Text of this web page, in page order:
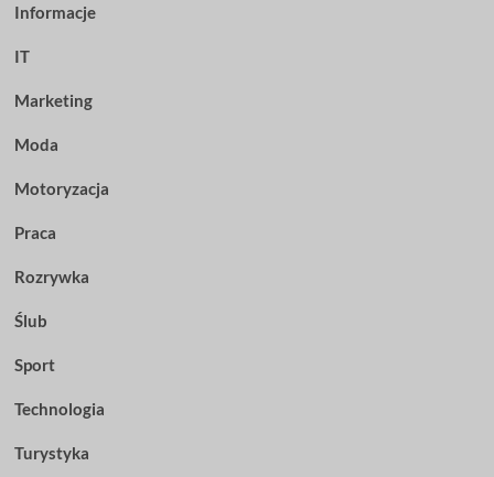
Informacje
IT
Marketing
Moda
Motoryzacja
Praca
Rozrywka
Ślub
Sport
Technologia
Turystyka